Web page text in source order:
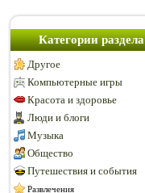
Категории раздела
Другое
Компьютерные игры
Красота и здоровье
Люди и блоги
Музыка
Общество
Путешествия и события
Развлечения